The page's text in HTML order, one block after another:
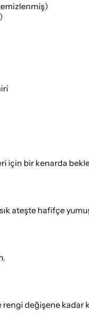
için bir kenarda
ateşte hafifçe
rengi değişene kadar